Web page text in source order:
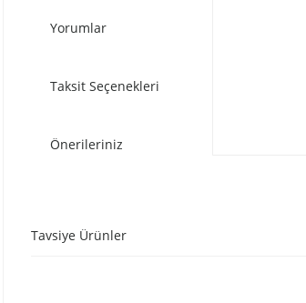
Yorumlar
Taksit Seçenekleri
Önerileriniz
Tavsiye Ürünler